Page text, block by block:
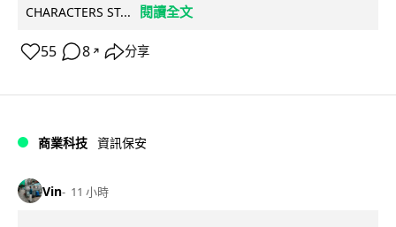
CHARACTERS ST...
閱讀全文
55 8 ↗ 分享
商業科技 資訊保安
Vin 11 小時